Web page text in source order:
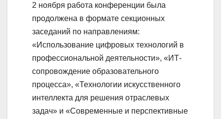
2 ноября работа конференции была
продолжена в формате секционных
заседаний по направлениям:
«Использование цифровых технологий в
профессиональной деятельности», «ИТ-
сопровождение образовательного
процесса», «Технологии искусственного
интеллекта для решения отраслевых
задач» и «Современные и перспективные